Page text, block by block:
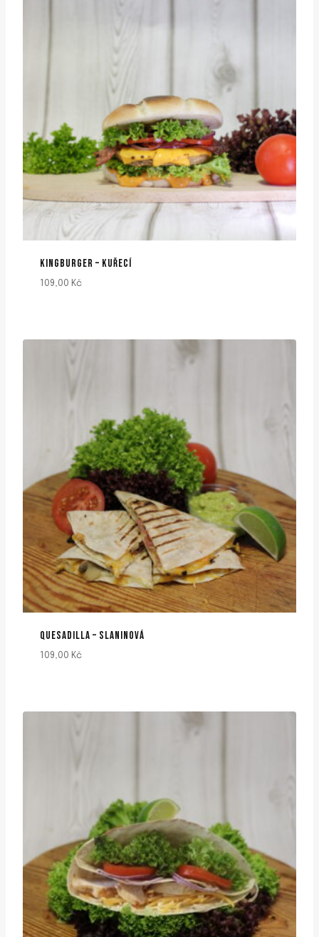
KINGBURGER – KUŘECÍ
109,00 Kč
QUESADILLA – SLANINOVÁ
109,00 Kč